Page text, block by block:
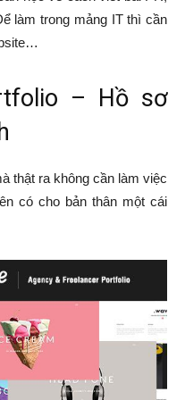
làm trong mảng IT thì cần
– Hồ sơ
thật ra không cần làm việc
có cho bản thân một cái